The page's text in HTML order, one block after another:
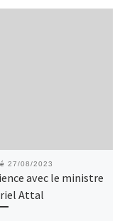
27/08/2023
avec le ministre
Attal